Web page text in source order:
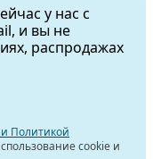
у нас с
и вы не
распродажах
Политикой
cookie и